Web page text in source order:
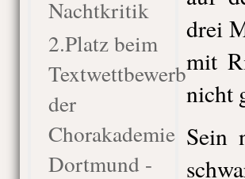
Nachtkritik
2.Platz beim
Textwettbewerb
der
Chorakademie
Dortmund -
drei
mit
nicht
Sein